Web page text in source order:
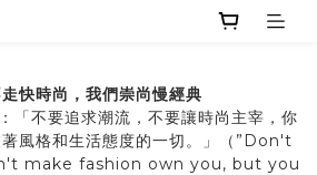
快時尚，我們崇尚慢經典
不要追求潮流，不要讓時尚主宰，你
風格和生活態度的一切。」（”Don't
make fashion own you, but you